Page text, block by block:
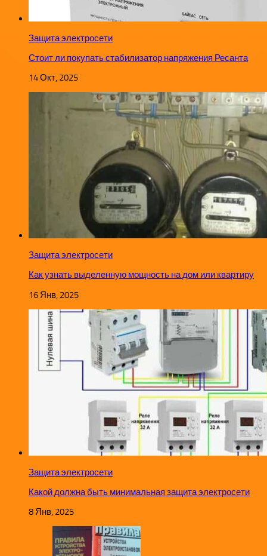
Защита электросети
Стоит ли покупать стабилизатор напряжения Ресанта
14 Окт, 2025
Защита электросети
Как узнать выделенную мощность на дом или квартиру
16 Янв, 2025
Защита электросети
Какой должна быть минимальная защита электросети
8 Янв, 2025